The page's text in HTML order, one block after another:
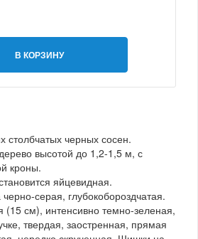
В КОРЗИНУ
столбчатых черных сосен.
высотой до 1,2-1,5 м, с
кроны.
яйцевидная.
серая, глубокобороздчатая.
(15 см), интенсивно темно-зеленая,
твердая, заостренная, прямая